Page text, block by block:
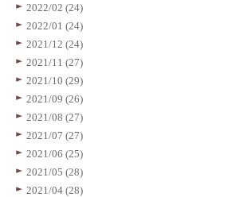
2022/02 (24)
2022/01 (24)
2021/12 (24)
2021/11 (27)
2021/10 (29)
2021/09 (26)
2021/08 (27)
2021/07 (27)
2021/06 (25)
2021/05 (28)
2021/04 (28)